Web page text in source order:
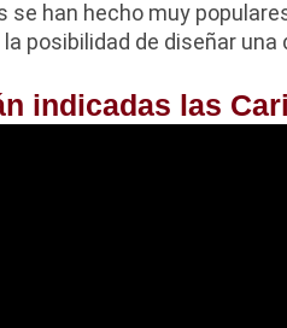
se han hecho muy
posibilidad de diseñar
indicadas las